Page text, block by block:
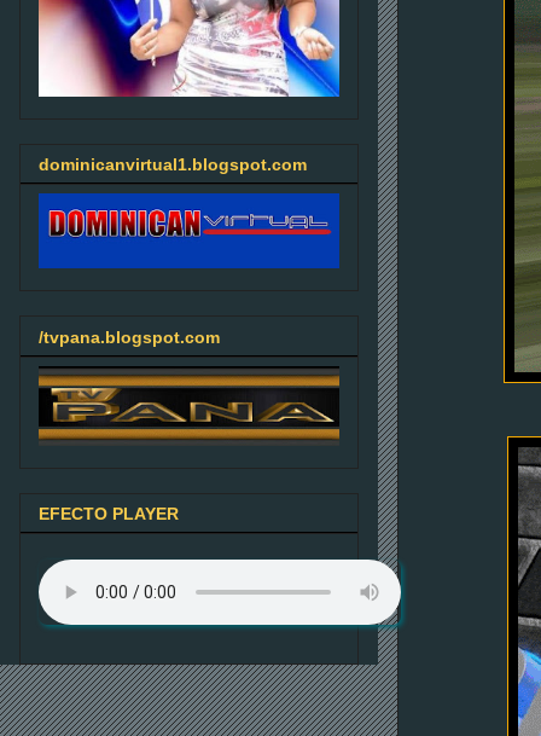
dominicanvirtual1.blogspot.com
/tvpana.blogspot.com
EFECTO PLAYER